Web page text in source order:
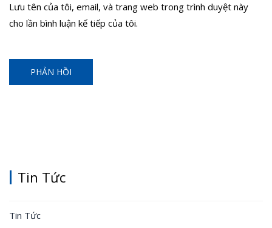
Lưu tên của tôi, email, và trang web trong trình duyệt này
cho lần bình luận kế tiếp của tôi.
Tin Tức
Tin Tức